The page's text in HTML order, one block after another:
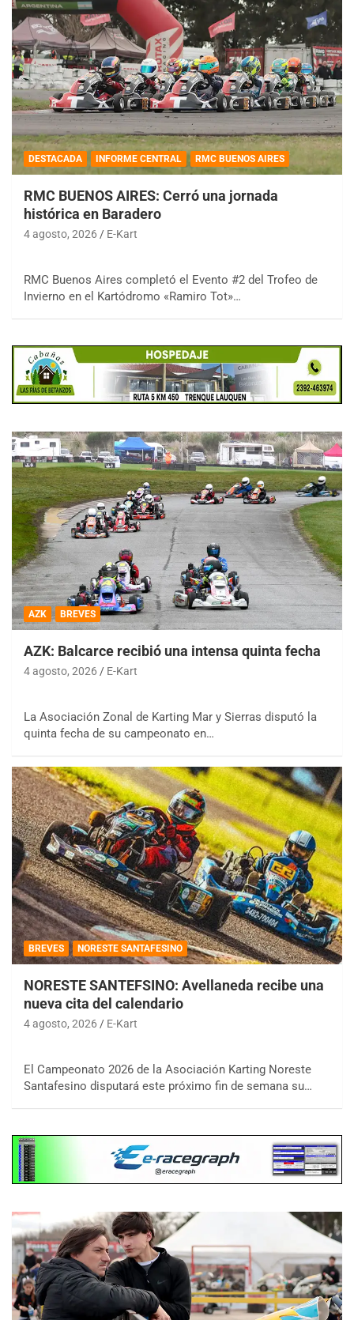
DESTACADA INFORME CENTRAL RMC BUENOS AIRES
RMC BUENOS AIRES: Cerró una jornada
histórica en Baradero
4 agosto, 2026 E-Kart
RMC Buenos Aires completó el Evento #2 del Trofeo de
Invierno en el Kartódromo «Ramiro Tot»…
AZK BREVES
AZK: Balcarce recibió una intensa quinta fecha
4 agosto, 2026 E-Kart
La Asociación Zonal de Karting Mar y Sierras disputó la
quinta fecha de su campeonato en…
BREVES NORESTE SANTAFESINO
NORESTE SANTEFSINO: Avellaneda recibe una
nueva cita del calendario
4 agosto, 2026 E-Kart
El Campeonato 2026 de la Asociación Karting Noreste
Santafesino disputará este próximo fin de semana su…